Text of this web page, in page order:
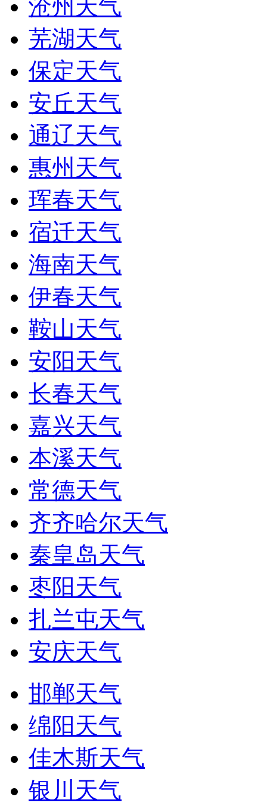
沧州天气
芜湖天气
保定天气
安丘天气
通辽天气
惠州天气
珲春天气
宿迁天气
海南天气
伊春天气
鞍山天气
安阳天气
长春天气
嘉兴天气
本溪天气
常德天气
齐齐哈尔天气
秦皇岛天气
枣阳天气
扎兰屯天气
安庆天气
邯郸天气
绵阳天气
佳木斯天气
银川天气